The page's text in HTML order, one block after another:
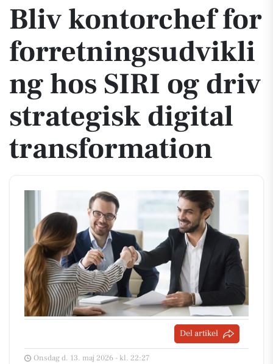
Bliv kontorchef for
forretningsudvikli
ng hos SIRI og driv
strategisk digital
transformation
Del artikel
Onsdag d. 13. maj 2026 - kl. 22:27